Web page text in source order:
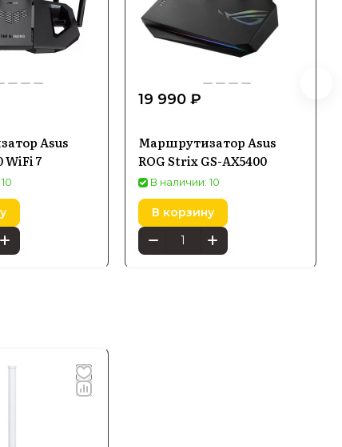
Asus
WiFi 7
19 990 ₽
Маршрутизатор Asus
ROG Strix GS-AX5400
В наличии: 10
В корзину